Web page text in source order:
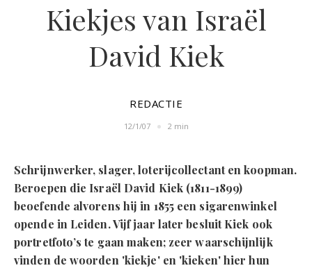
Kiekjes van Israël
David Kiek
REDACTIE
12/1/07 2 min
Schrijnwerker, slager, loterijcollectant en koopman.
Beroepen die Israël David Kiek (1811-1899)
beoefende alvorens hij in 1855 een sigarenwinkel
opende in Leiden. Vijf jaar later besluit Kiek ook
portretfoto’s te gaan maken; zeer waarschijnlijk
vinden de woorden 'kiekje' en 'kieken' hier hun